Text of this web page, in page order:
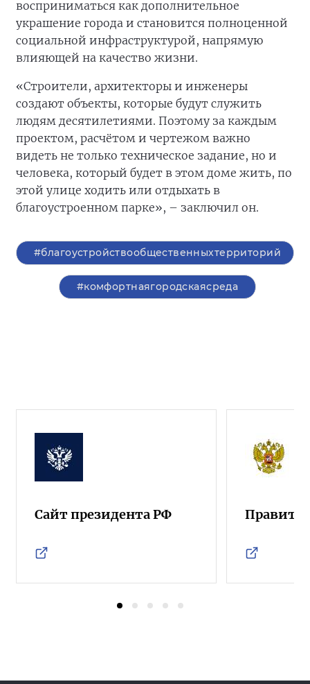
восприниматься как дополнительное
украшение города и становится полноценной
социальной инфраструктурой, напрямую
влияющей на качество жизни.
«Строители, архитекторы и инженеры
создают объекты, которые будут служить
людям десятилетиями. Поэтому за каждым
проектом, расчётом и чертежом важно
видеть не только техническое задание, но и
человека, который будет в этом доме жить, по
этой улице ходить или отдыхать в
благоустроенном парке», – заключил он.
#благоустройствообщественныхтерриторий
#комфортнаягородскаясреда
Сайт президента РФ